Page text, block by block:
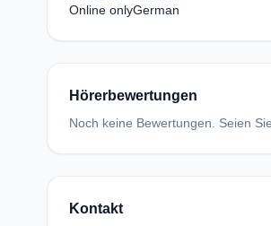
Online onlyGerman
Hörerbewertungen
Noch keine Bewertungen. Seien
Kontakt